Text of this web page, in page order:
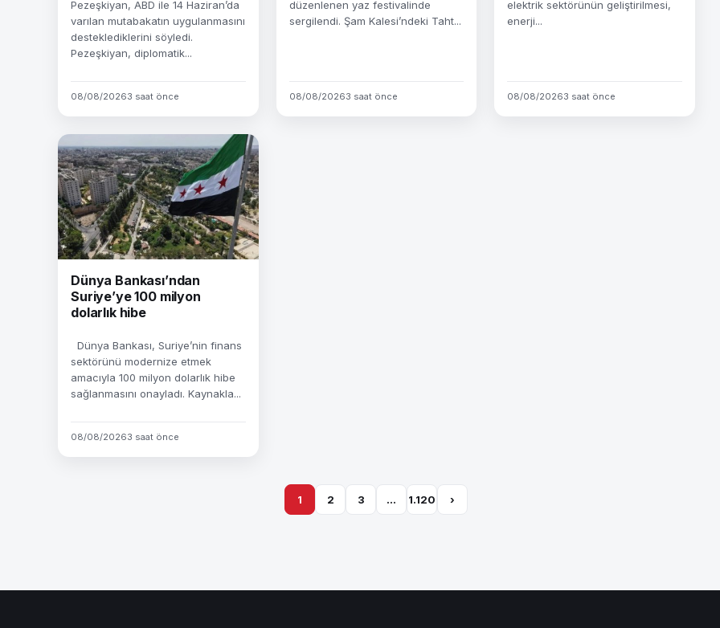
Pezeşkiyan, ABD ile 14 Haziran’da
varılan mutabakatın uygulanmasını
desteklediklerini söyledi.
Pezeşkiyan, diplomatik...
08/08/20263 saat önce
düzenlenen yaz festivalinde
sergilendi. Şam Kalesi’ndeki Taht...
08/08/20263 saat önce
elektrik sektörünün geliştirilmesi,
enerji...
08/08/20263 saat önce
Dünya Bankası’ndan
Suriye’ye 100 milyon
dolarlık hibe
Dünya Bankası, Suriye’nin finans
sektörünü modernize etmek
amacıyla 100 milyon dolarlık hibe
sağlanmasını onayladı. Kaynakla...
08/08/20263 saat önce
1 2 3 … 1.120 ›